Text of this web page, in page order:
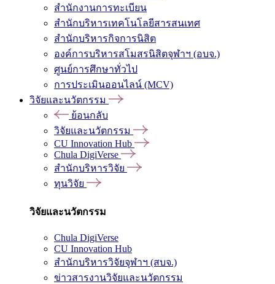
สำนักงานการทะเบียน
สำนักบริหารเทคโนโลยีสารสนเทศ
สำนักบริหารกิจการนิสิต
องค์การบริหารสโมสรนิสิตจุฬาฯ (อบจ.)
ศูนย์การศึกษาทั่วไป
การประเมินออนไลน์ (MCV)
วิจัยและนวัตกรรม
ย้อนกลับ
วิจัยและนวัตกรรม
CU Innovation Hub
Chula DigiVerse
สำนักบริหารวิจัย
ทุนวิจัย
วิจัยและนวัตกรรม
Chula DigiVerse
CU Innovation Hub
สำนักบริหารวิจัยจุฬาฯ (สบจ.)
ข่าวสารงานวิจัยและนวัตกรรม